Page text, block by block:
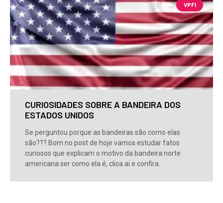
VPFI
CURIOSIDADES SOBRE A BANDEIRA DOS
ESTADOS UNIDOS
Se perguntou porque as bandeiras são como elas
são??? Bom no post de hoje vamos estudar fatos
curiosos que explicam o motivo da bandeira norte
americana ser como ela é, clica ai e confira.